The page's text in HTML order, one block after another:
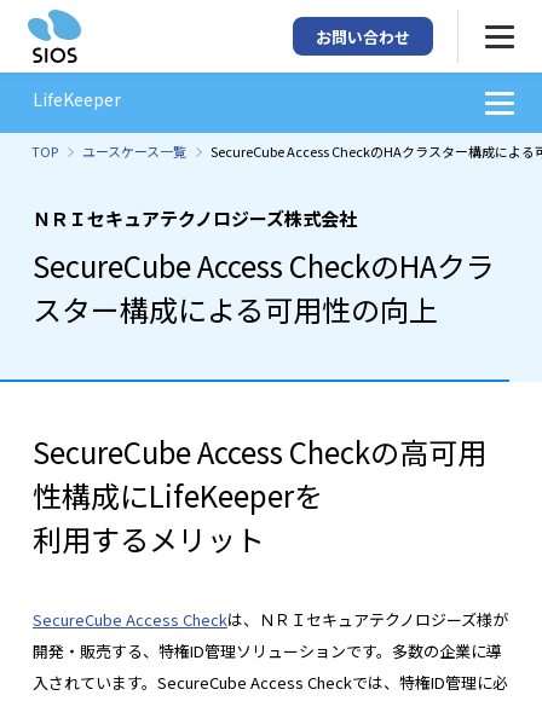
お問い合わせ
LifeKeeper
TOP ユースケース一覧 SecureCube Access CheckのHAクラスター構成による
ＮＲＩセキュアテクノロジーズ株式会社
SecureCube Access CheckのHAクラ
スター構成による可用性の向上
SecureCube Access Checkの高可用
性構成にLifeKeeperを
利用するメリット
SecureCube Access Checkは、ＮＲＩセキュアテクノロジーズ様が
開発・販売する、特権ID管理ソリューションです。多数の企業に導
入されています。SecureCube Access Checkでは、特権ID管理に必